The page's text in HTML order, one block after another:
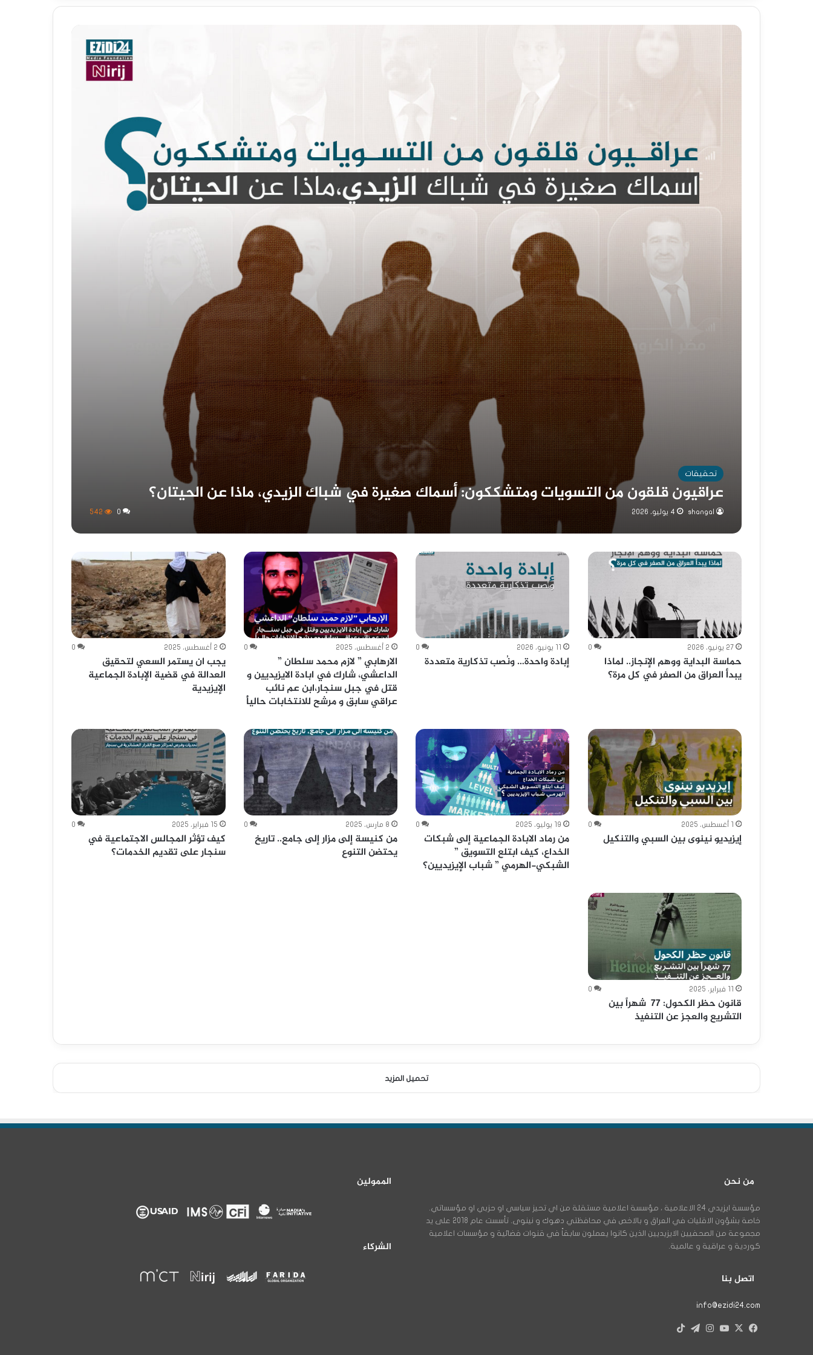
تحقيقات
عراقيون قلقون من التسويات ومتشككون: أسماك صغيرة في شباك الزيدي، ماذا عن الحيتان؟
shangal 4 يوليو، 2026 0
542
27 يونيو، 2026 0
حماسة البداية ووهم الإنجاز.. لماذا
يبدأ العراق من الصفر في كل مرة؟
11 يونيو، 2026 0
إبادة واحدة… ونُصب تذكارية متعددة
2 أغسطس، 2025 0
الارهابي ” لازم محمد سلطان ”
الداعشي، شارك في ابادة الايزيديين و
قتل في جبل سنجار،ابن عم نائب
عراقي سابق و مرشح للانتخابات حالياًُ
2 أغسطس، 2025 0
يجب ان يستمر السعي لتحقيق
العدالة في قضية الإبادة الجماعية
الإيزيدية
0
إيزيديو نينوى بين السبي والتنكيل
19 يوليو، 2025 0
من رماد الابادة الجماعية إلى شبكات
الخداع، كيف ابتلع التسويق ”
الشبكي-الهرمي ” شباب الإيزيديين؟
8 مارس، 2025 0
من كنيسة إلى مزار إلى جامع.. تاريخ
يحتضن التنوع
15 فبراير، 2025 0
كيف تؤثر المجالس الاجتماعية في
سنجار على تقديم الخدمات؟
11 فبراير، 2025 0
قانون حظر الكحول: 77 شهراً بين
التشريع والعجز عن التنفيذ
تحميل المزيد
من نحن
مؤسسة ايزيدي 24 الاعلامية ، مؤسسة اعلامية مستقلة من اي تحيز سياسي او حزبي او مؤسساتي.
خاصة بشؤون الاقليات في العراق و بالاخص في محافظتي دهوك و نينوى. تأسست عام 2018 على يد
مجموعة من الصحفيين الايزيديين الذين كانوا يعملون سابقاً في قنوات فضائية و مؤسسات اعلامية
كوردية و عراقية و عالمية.
اتصل بنا
info@ezidi24.com
فيسبوك
X يوتيوبانستقرام
تيلقرام
الممولين
الشركاء